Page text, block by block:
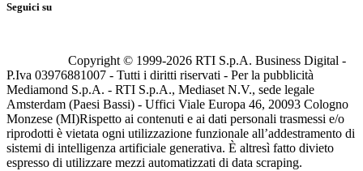
Seguici su
Copyright © 1999-2026 RTI S.p.A. Business Digital -
P.Iva 03976881007 - Tutti i diritti riservati - Per la pubblicità
Mediamond S.p.A. - RTI S.p.A., Mediaset N.V., sede legale
Amsterdam (Paesi Bassi) - Uffici Viale Europa 46, 20093 Cologno
Monzese (MI)Rispetto ai contenuti e ai dati personali trasmessi e/o
riprodotti è vietata ogni utilizzazione funzionale all’addestramento di
sistemi di intelligenza artificiale generativa. È altresì fatto divieto
espresso di utilizzare mezzi automatizzati di data scraping.